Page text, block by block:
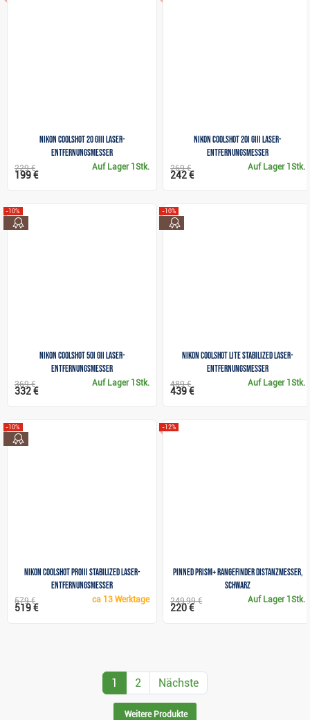
Nikon Coolshot 20 GIII Laser-
Entfernungsmesser
Auf Lager 1Stk.
229 €
199 €
Nikon Coolshot 20i GIII Laser-
Entfernungsmesser
Auf Lager 1Stk.
269 €
242 €
Nikon Coolshot 50i GII Laser-
Entfernungsmesser
-10%
Auf Lager 1Stk.
369 €
332 €
Nikon Coolshot Lite Stabilized Laser-
Entfernungsmesser
-10%
Auf Lager 1Stk.
489 €
439 €
Nikon Coolshot PROIII Stabilized Laser-
Entfernungsmesser
-10%
ca 13 Werktage
579 €
519 €
Pinned Prism+ Rangefinder Distanzmesser,
schwarz
-12%
Auf Lager 1Stk.
249,99 €
220 €
1 2 Nächste
Weitere Produkte